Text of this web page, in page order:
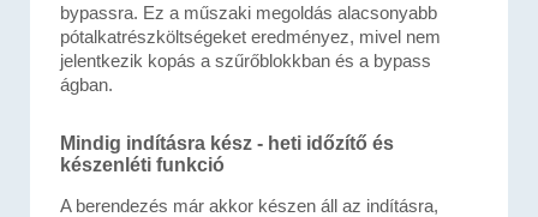
bypassra. Ez a műszaki megoldás alacsonyabb
pótalkatrészköltségeket eredményez, mivel nem
jelentkezik kopás a szűrőblokkban és a bypass
ágban.
Mindig indításra kész - heti időzítő és
készenléti funkció
A berendezés már akkor készen áll az indításra,